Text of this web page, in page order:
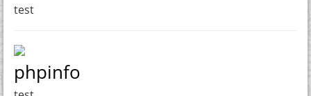
test
phpinfo